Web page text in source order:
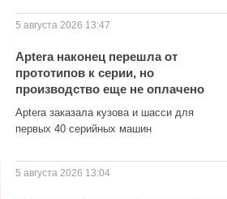
5 августа 2026 13:47
Aptera наконец перешла от
прототипов к серии, но
производство еще не оплачено
Aptera заказала кузова и шасси для
первых 40 серийных машин
5 августа 2026 13:04